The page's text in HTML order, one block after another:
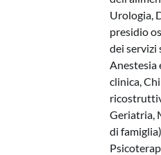
Urologia,
presidio
dei servizi
Anestesia
clinica,
Geriatria,
di